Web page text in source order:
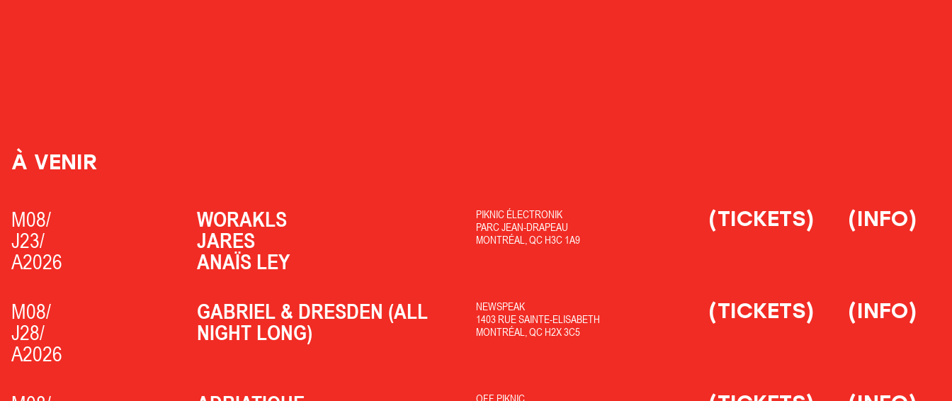
À VENIR
M08/
J23/
A2026
WORAKLS
JARES
ANAÏS LEY
PIKNIC ÉLECTRONIK
PARC JEAN-DRAPEAU
MONTRÉAL, QC H3C 1A9
(TICKETS) (INFO)
M08/
J28/
A2026
GABRIEL & DRESDEN (ALL
NIGHT LONG)
NEWSPEAK
1403 RUE SAINTE-ELISABETH
MONTRÉAL, QC H2X 3C5
(TICKETS) (INFO)